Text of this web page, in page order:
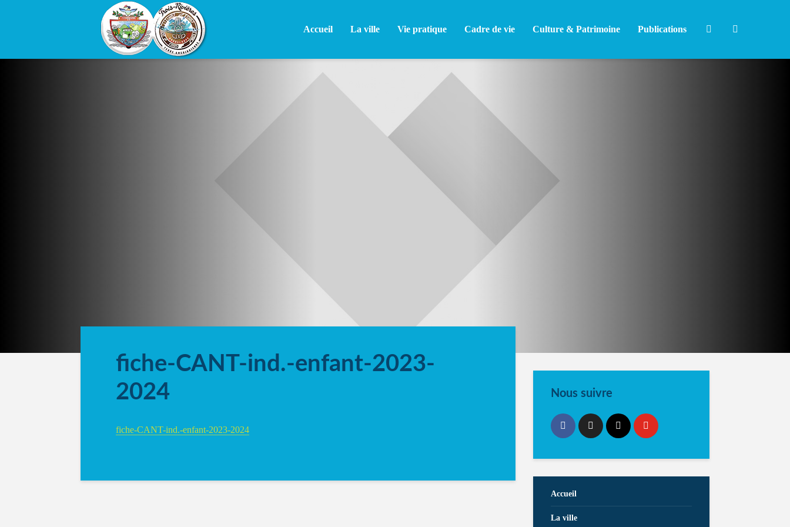
Accueil La ville Vie pratique Cadre de vie Culture & Patrimoine Publications
fiche-CANT-ind.-enfant-2023-
2024
fiche-CANT-ind.-enfant-2023-2024
Nous suivre
Accueil
La ville